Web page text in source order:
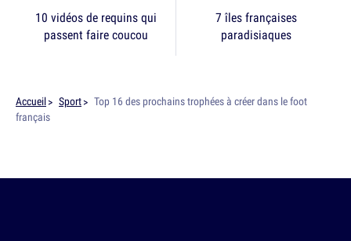
10 vidéos de requins qui
passent faire coucou
7 îles françaises
paradisiaques
Accueil Sport
Top 16 des prochains trophées à créer dans le foot
français